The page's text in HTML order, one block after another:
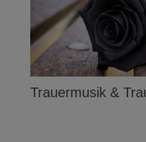
Trauermusik &